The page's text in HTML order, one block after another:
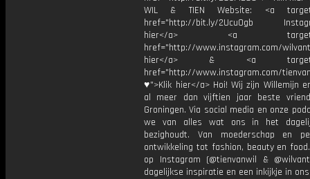
WIL & TIEN Website: <a
href="http://bit.ly/2Ucu0gb
hier</a> <a
href="http://www.instagram.com/
hier</a> & <a
href="http://www.instagram.com/
♥">Klik hier</a> Hoi! Wij zijn Willemijn
al meer dan vijftien jaar beste
Groningen. Via social media en onze
we van alles wat ons in het
bezighoudt. Van moederschap en
ontwikkeling tot fashion, beauty en
op Instagram (@tienvanwil &
dagelijkse inspiratie en een inkijkje in